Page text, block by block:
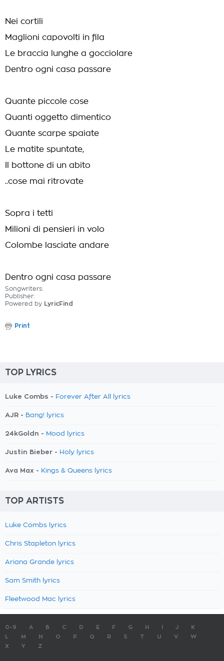
Nei cortili
Maglioni capovolti in fila
Le braccia lunghe a gocciolare
Dentro ogni casa passare
Quante piccole cose
Quanti oggetto dimentico
Quante scarpe spaiate
Le matite spuntate,
Il bottone di un abito
..cose mai ritrovate
Sopra i tetti
Milioni di pensieri in volo
Colombe lasciate andare
Dentro ogni casa passare
Songwriters:
Publisher:
Powered by LyricFind
Print
TOP LYRICS
Luke Combs - Forever After All lyrics
AJR - Bang! lyrics
24kGoldn - Mood lyrics
Justin Bieber - Holy lyrics
Ava Max - Kings & Queens lyrics
TOP ARTISTS
Luke Combs lyrics
Chris Stapleton lyrics
Ariana Grande lyrics
Sam Smith lyrics
Fleetwood Mac lyrics
0-9 A B C D E F G H J
K
M N O P Q R S T U V
W
X
Y Z